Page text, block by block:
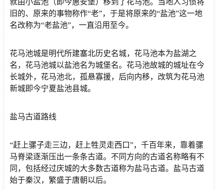
旧的、原来的事物称作“老”，于是将原来的“盐池”这一地
名改称为“老盐池”，一直沿用至今。
花马池城是明代所建塞北历史名城，花马池本为盐湖之
名，花马池城以盐池名为城堡名。花马池故城的城址在今
长城外，花马池北，孤悬寡援，后向内移，改筑为花马池
新城即今宁夏盐池县城。
盐马古道路线
“赶上骡子走三边，赶上牲灵走西口”，千百年来，靠着骡
马脊梁逐渐压出一条条古道。不同方向的古道名称略有不
同，包括经过庆城的大多数古道称为盐马古道。盐马古道
始于秦汉，繁盛于唐朝以后。